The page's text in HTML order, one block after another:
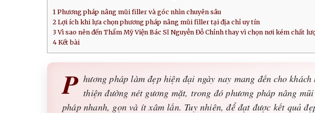
1 Phương pháp nâng mũi filler và góc nhìn chuyên sâu
2 Lợi ích khi lựa chọn phương pháp nâng mũi filler tại địa chỉ uy tín
3 Vì sao nên đến Thẩm Mỹ Viện Bác Sĩ Nguyễn Đỗ Chỉnh thay vì chọn nơi kém chất
4 Kết bài
P hương pháp làm đẹp hiện đại ngày nay mang đến cho
thiện đường nét gương mặt, trong đó phương pháp nâng
pháp nhanh, gọn và ít xâm lấn. Tuy nhiên, để đạt được kết quả